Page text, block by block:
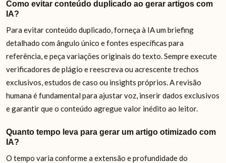
Como evitar conteúdo duplicado ao gerar artigos com
IA?
Para evitar conteúdo duplicado, forneça à IA um briefing
detalhado com ângulo único e fontes específicas para
referência, e peça variações originais do texto. Sempre execute
verificadores de plágio e reescreva ou acrescente trechos
exclusivos, estudos de caso ou insights próprios. A revisão
humana é fundamental para ajustar voz, inserir dados exclusivos
e garantir que o conteúdo agregue valor inédito ao leitor.
Quanto tempo leva para gerar um artigo otimizado com
IA?
O tempo varia conforme a extensão e profundidade do